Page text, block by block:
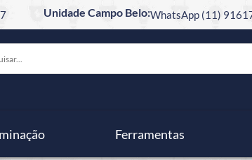
Unidade Campo Belo:WhatsApp (11)
Ferramentas